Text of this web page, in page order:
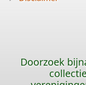
Doorzoek